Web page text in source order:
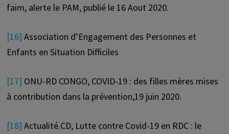
faim, alerte le PAM, publié le 16 Aout 2020.
[16] Association d’Engagement des Personnes et
Enfants en Situation Difficiles
[17] ONU-RD CONGO, COVID-19 : des filles mères mises
à contribution dans la prévention,19 juin 2020.
[18] Actualité.CD, Lutte contre Covid-19 en RDC : le